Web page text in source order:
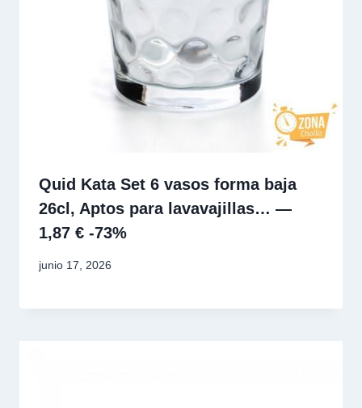
Quid Kata Set 6 vasos forma baja
26cl, Aptos para lavavajillas… —
1,87 € -73%
junio 17, 2026